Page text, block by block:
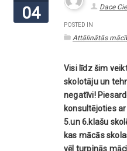
04 Dace
POSTED IN
Attālinātās
Visi līdz šim
skolotāju un
negatīvi!
konsultējoties
5.un 6.klašu
kas mācās
vēl turpinās